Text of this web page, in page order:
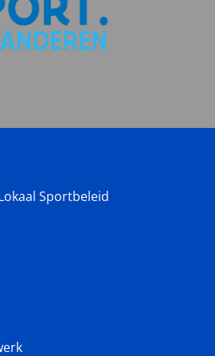
Sportbeleid